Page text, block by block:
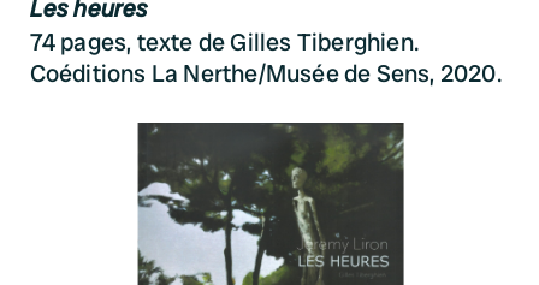
Les heures
74 pages, texte de Gilles Tiberghien.
Coéditions La Nerthe/Musée de Sens, 2020.